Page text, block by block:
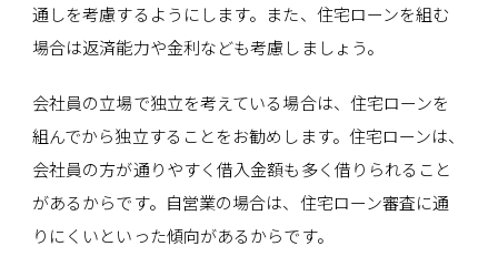
通しを考慮するようにします。また、住宅ローンを組む
場合は返済能力や金利なども考慮しましょう。
会社員の立場で独立を考えている場合は、住宅ローンを
組んでから独立することをお勧めします。住宅ローンは、
会社員の方が通りやすく借入金額も多く借りられること
があるからです。自営業の場合は、住宅ローン審査に通
りにくいといった傾向があるからです。